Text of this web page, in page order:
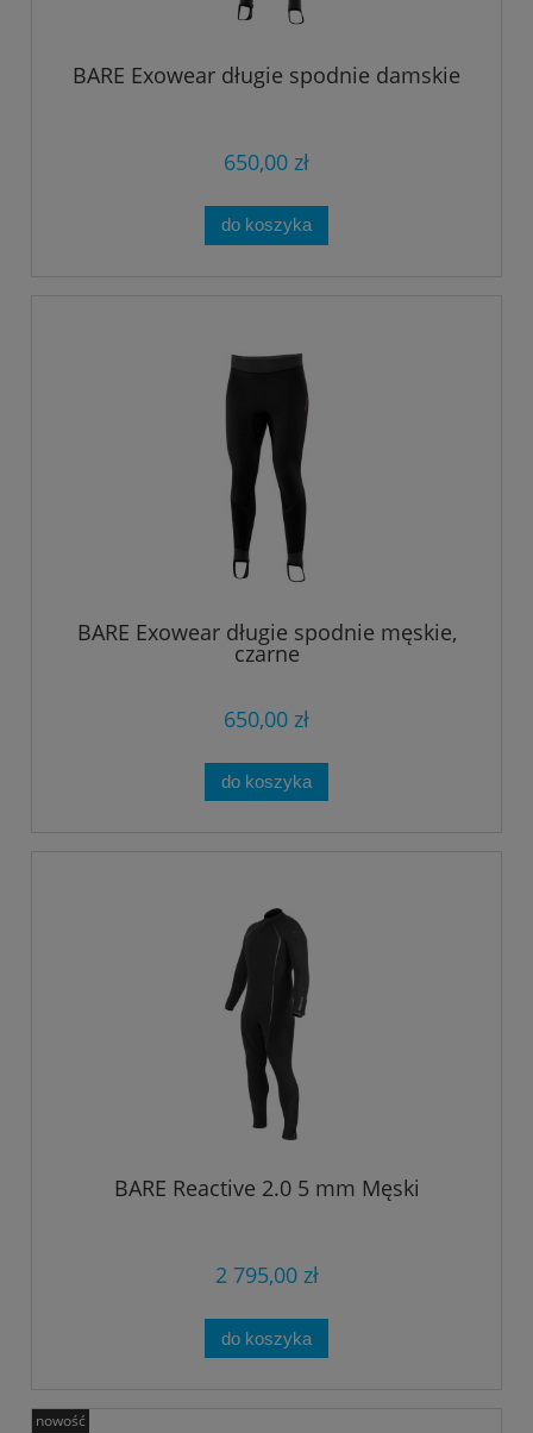
BARE Exowear długie spodnie damskie
650,00 zł
do koszyka
BARE Exowear długie spodnie męskie,
czarne
650,00 zł
do koszyka
BARE Reactive 2.0 5 mm Męski
2 795,00 zł
do koszyka
nowość